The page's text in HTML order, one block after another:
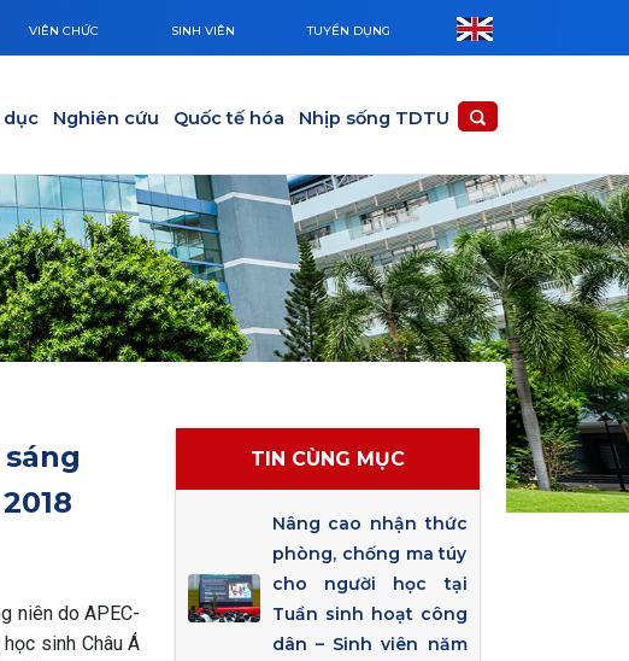
VIÊN CHỨC SINH VIÊN TUYỂN DỤNG
dục Nghiên cứu Quốc tế hóa Nhịp sống TDTU
niên do APEC-
sinh Châu Á
TIN CÙNG MỤC
Nâng cao nhận thức
phòng, chống ma túy
cho người học tại
Tuần sinh hoạt công
dân – Sinh viên năm